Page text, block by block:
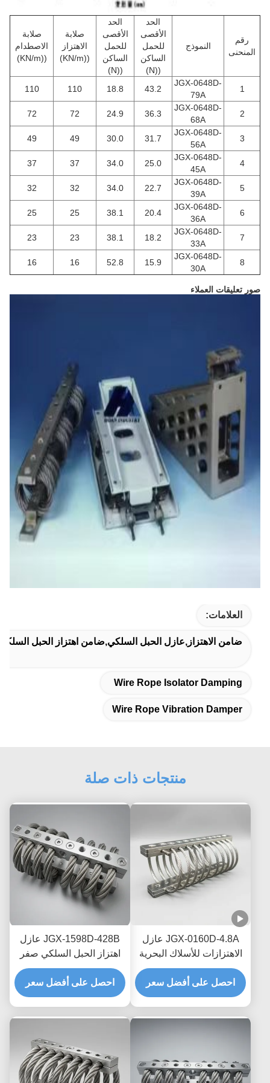
رقم
المنحنى
النموذج
الحد
الأقصى
للحمل
الساكن
((N)
الحد
الأقصى
للحمل
الساكن
((N)
صلابة
الاهتزاز
((KN/m)
صلابة
الاصطدام
((KN/m)
JGX-0648D-
79A
43.2
18.8
110
110
2
JGX-0648D-
68A
36.3
24.9
72
72
3
JGX-0648D-
56A
31.7
30.0
49
49
4
JGX-0648D-
45A
25.0
34.0
37
37
5
JGX-0648D-
39A
22.7
34.0
32
32
6
JGX-0648D-
36A
20.4
38.1
25
25
7
JGX-0648D-
33A
18.2
38.1
23
23
8
JGX-0648D-
30A
15.9
52.8
16
16
صور تعليقات العملاء
العلامات:
ضامن الاهتزاز,عازل الحبل السلكي,ضامن اهتزاز الحبل السلكي
Wire Rope Isolator Damping
Wire Rope Vibration Damper
منتجات ذات صلة
JGX-0160D-4.8A عازل
الاهتزازات للأسلاك البحرية
البحرية الخالية من الصيانة
احصل على أفضل سعر
JGX-1598D-428B عازل
اهتزاز الحبل السلكي صفر
الزحف التخفيف الاحتكاك
الخالي من الزيت لحماية
النقل البحري العابر
احصل على أفضل سعر